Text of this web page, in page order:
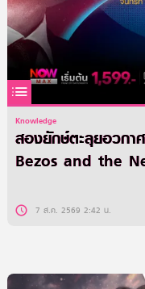
Knowledge
สองยักษ์ตะลุยอวก
Bezos and the
7 ส.ค. 2569 2:42 น.